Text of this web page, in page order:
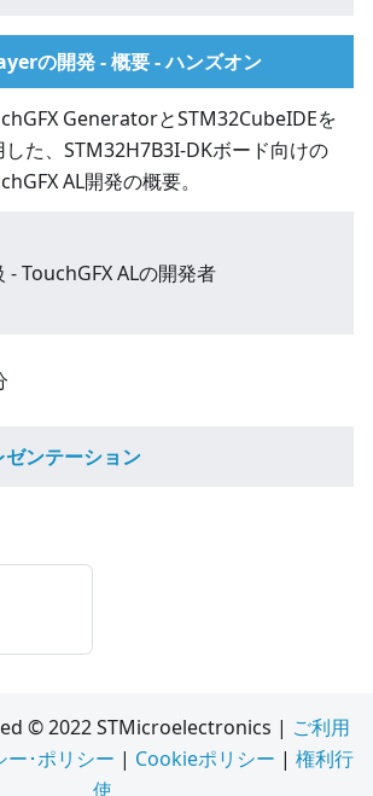
の開発 - 概要 - ハンズオン
GeneratorとSTM32CubeIDEを
した、STM32H7B3I-DKボード向けの
AL開発の概要。
- TouchGFX ALの開発者
ゼンテーション
© 2022 STMicroelectronics | ご利用
ー･ポリシー | Cookieポリシー | 権利行
使